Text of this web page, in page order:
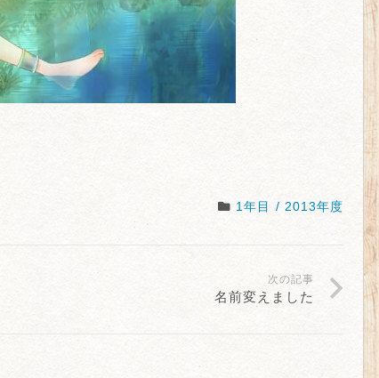
1年目 / 2013年度
次の記事
名前変えました